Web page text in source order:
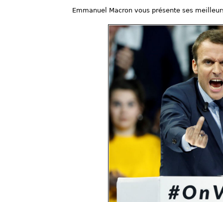
Emmanuel Macron vous présente ses